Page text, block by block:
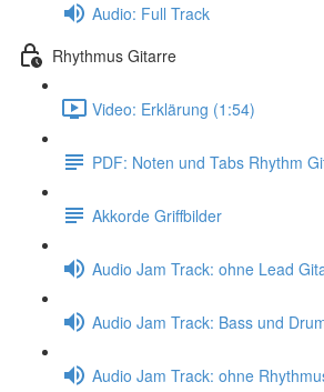
Audio: Full Track
Rhythmus Gitarre
Video: Erklärung (1:54)
PDF: Noten und Tabs Rhythm
Akkorde Griffbilder
Audio Jam Track: ohne Lead
Audio Jam Track: Bass und
Audio Jam Track: ohne